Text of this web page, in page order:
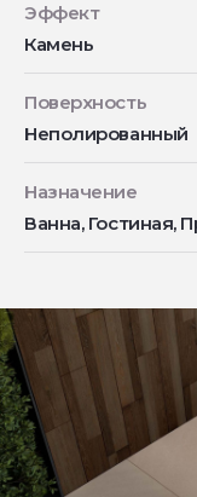
Эффект
Камень
Поверхность
Неполированный
Назначение
Ванна, Гостиная,